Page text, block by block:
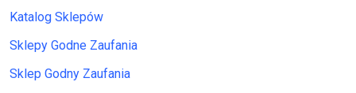
Katalog Sklepów
Sklepy Godne Zaufania
Sklep Godny Zaufania